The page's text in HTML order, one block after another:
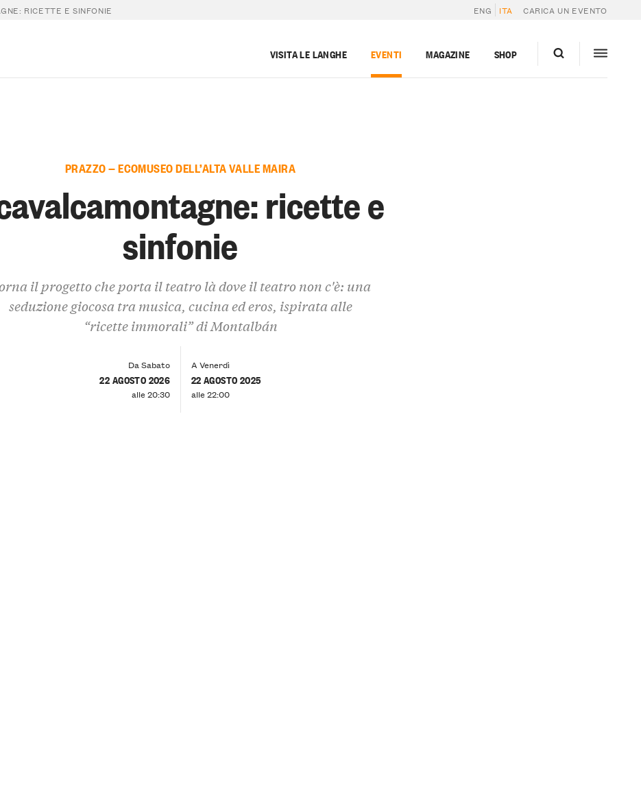
RICETTE E SINFONIE ENG ITA CARICA UN EVENTO
VISITA LE LANGHE EVENTI MAGAZINE SHOP
PRAZZO — ECOMUSEO DELL’ALTA VALLE MAIRA
ricette e
sinfonie
il progetto che porta il teatro là dove il teatro non c'è: una
seduzione giocosa tra musica, cucina ed eros, ispirata alle
“ricette immorali” di Montalbán
Da Sabato
22 AGOSTO 2026
alle 20:30
A Venerdì
22 AGOSTO 2025
alle 22:00